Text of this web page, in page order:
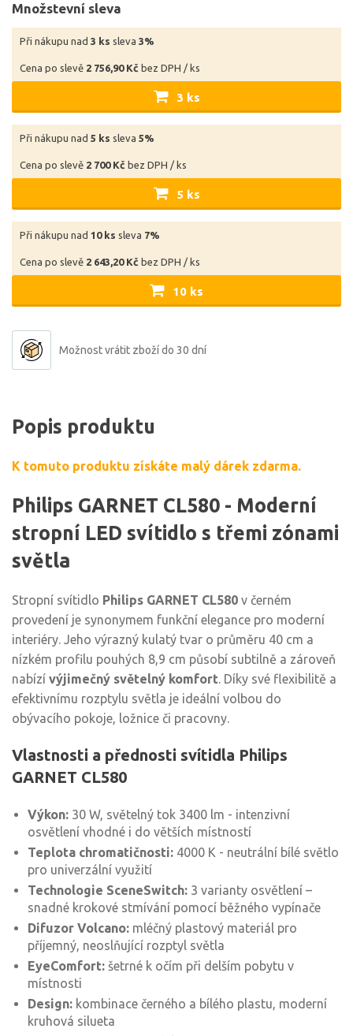
Množstevní sleva
Při nákupu nad 3 ks sleva 3%
Cena po slevě 2 756,90 Kč bez DPH / ks
3 ks
Při nákupu nad 5 ks sleva 5%
Cena po slevě 2 700 Kč bez DPH / ks
5 ks
Při nákupu nad 10 ks sleva 7%
Cena po slevě 2 643,20 Kč bez DPH / ks
10 ks
Možnost vrátit zboží do 30 dní
Popis produktu
K tomuto produktu získáte malý dárek zdarma.
Philips GARNET CL580 - Moderní
stropní LED svítidlo s třemi zónami
světla
Stropní svítidlo Philips GARNET CL580 v černém
provedení je synonymem funkční elegance pro moderní
interiéry. Jeho výrazný kulatý tvar o průměru 40 cm a
nízkém profilu pouhých 8,9 cm působí subtilně a zároveň
nabízí výjimečný světelný komfort. Díky své flexibilitě a
efektivnímu rozptylu světla je ideální volbou do
obývacího pokoje, ložnice či pracovny.
Vlastnosti a přednosti svítidla Philips
GARNET CL580
Výkon: 30 W, světelný tok 3400 lm - intenzivní
osvětlení vhodné i do větších místností
Teplota chromatičnosti: 4000 K - neutrální bílé světlo
pro univerzální využití
Technologie SceneSwitch: 3 varianty osvětlení –
snadné krokové stmívání pomocí běžného vypínače
Difuzor Volcano: mléčný plastový materiál pro
příjemný, neoslňující rozptyl světla
EyeComfort: šetrné k očím při delším pobytu v
místnosti
Design: kombinace černého a bílého plastu, moderní
kruhová silueta